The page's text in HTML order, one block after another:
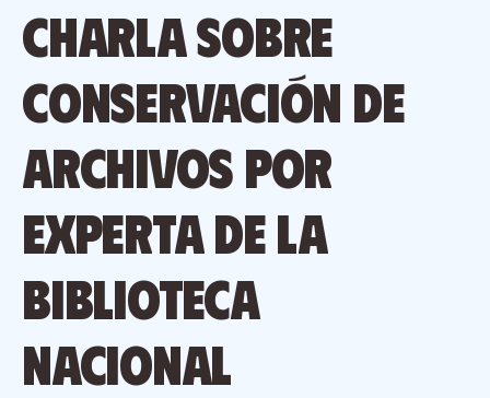
Charla sobre
conservación de
archivos por
experta de la
Biblioteca
Nacional